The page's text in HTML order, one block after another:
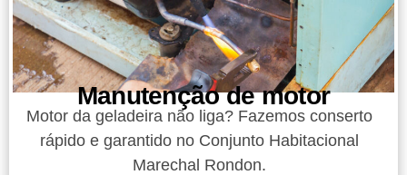
Manutenção de motor
Motor da geladeira não liga? Fazemos conserto
rápido e garantido no Conjunto Habitacional
Marechal Rondon.